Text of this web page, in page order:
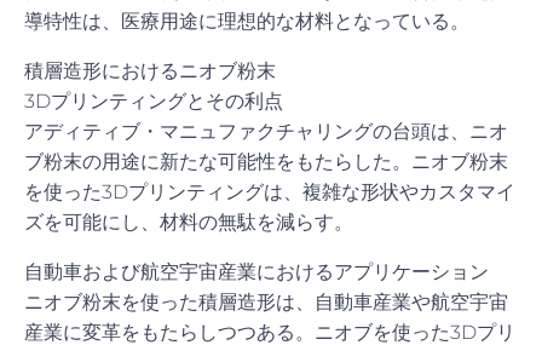
導特性は、医療用途に理想的な材料となっている。
積層造形におけるニオブ粉末
3Dプリンティングとその利点
アディティブ・マニュファクチャリングの台頭は、ニオ
ブ粉末の用途に新たな可能性をもたらした。ニオブ粉末
を使った3Dプリンティングは、複雑な形状やカスタマイ
ズを可能にし、材料の無駄を減らす。
自動車および航空宇宙産業におけるアプリケーション
ニオブ粉末を使った積層造形は、自動車産業や航空宇宙
産業に変革をもたらしつつある。ニオブを使った3Dプリ